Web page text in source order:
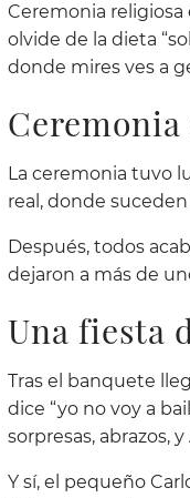
Ceremonia religiosa
olvide de la dieta
donde mires ves a
La ceremonia tuvo
real, donde
Después, todos
dejaron a más de
Una fiesta
Tras el banquete
dice “yo no voy a
sorpresas, abrazos,
Y sí, el pequeño